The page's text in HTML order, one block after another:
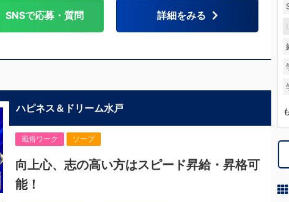
SNSで応募・質問 詳細をみる
ハピネス＆ドリーム水戸
風俗ワーク ソープ
向上心、志の高い方はスピード昇給・昇格可
能！